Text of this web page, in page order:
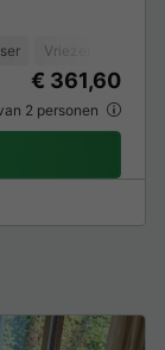
Vriezer
€ 361,60
2 personen